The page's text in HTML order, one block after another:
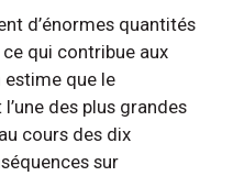
d’énormes quantités
qui contribue aux
que le
des plus grandes
cours des dix
sur